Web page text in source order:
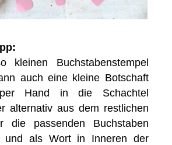
kleinen Buchstabenstempel
auch eine kleine Botschaft
Hand in die Schachtel
alternativ aus dem restlichen
die passenden Buchstaben
und als Wort in Inneren der